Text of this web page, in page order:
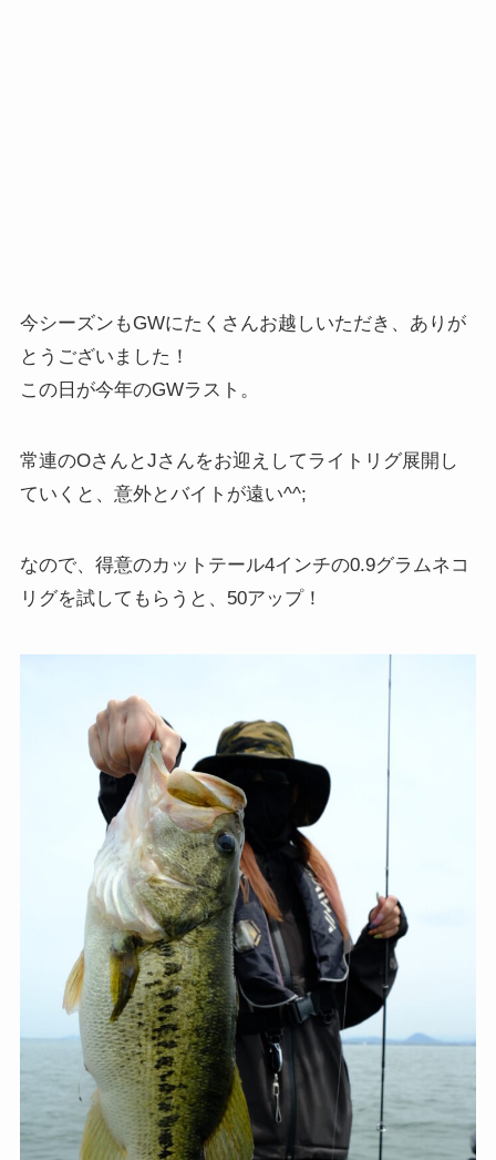
今シーズンもGWにたくさんお越しいただき、ありが
とうございました！
この日が今年のGWラスト。
常連のOさんとJさんをお迎えしてライトリグ展開し
ていくと、意外とバイトが遠い^^;
なので、得意のカットテール4インチの0.9グラムネコ
リグを試してもらうと、50アップ！